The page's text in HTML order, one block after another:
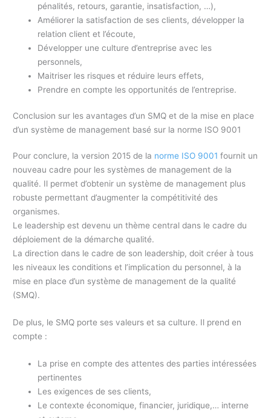
pénalités, retours, garantie, insatisfaction, …),
Améliorer la satisfaction de ses clients, développer la
relation client et l’écoute,
Développer une culture d’entreprise avec les
personnels,
Maitriser les risques et réduire leurs effets,
Prendre en compte les opportunités de l’entreprise.
Conclusion sur les avantages d’un SMQ et de la mise en place
d’un système de management basé sur la norme ISO 9001
Pour conclure, la version 2015 de la norme ISO 9001 fournit un
nouveau cadre pour les systèmes de management de la
qualité. Il permet d’obtenir un système de management plus
robuste permettant d’augmenter la compétitivité des
organismes.
Le leadership est devenu un thème central dans le cadre du
déploiement de la démarche qualité.
La direction dans le cadre de son leadership, doit créer à tous
les niveaux les conditions et l’implication du personnel, à la
mise en place d’un système de management de la qualité
(SMQ).
De plus, le SMQ porte ses valeurs et sa culture. Il prend en
compte :
La prise en compte des attentes des parties intéressées
pertinentes
Les exigences de ses clients,
Le contexte économique, financier, juridique,… interne